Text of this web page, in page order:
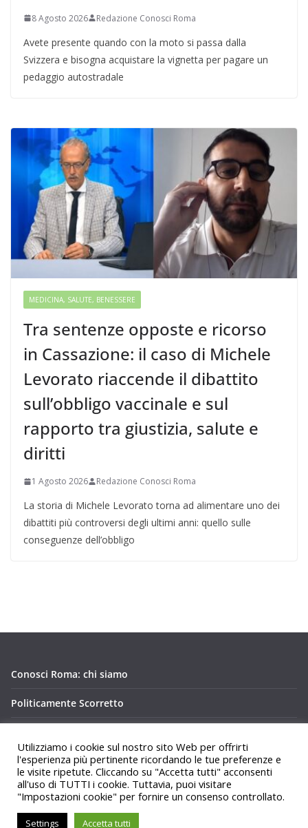
8 Agosto 2026 Redazione Conosci Roma
Avete presente quando con la moto si passa dalla
Svizzera e bisogna acquistare la vignetta per pagare un
pedaggio autostradale
MEDICINA, SALUTE, BENESSERE
Tra sentenze opposte e ricorso
in Cassazione: il caso di Michele
Levorato riaccende il dibattito
sull’obbligo vaccinale e sul
rapporto tra giustizia, salute e
diritti
1 Agosto 2026 Redazione Conosci Roma
La storia di Michele Levorato torna ad alimentare uno dei
dibattiti più controversi degli ultimi anni: quello sulle
conseguenze dell’obbligo
Conosci Roma: chi siamo
Politicamente Scorretto
Copyright © 2026Conosci Roma
Utilizziamo i cookie sul nostro sito Web per offrirti
l'esperienza più pertinente ricordando le tue preferenze e
le visite ripetute. Cliccando su "Accetta tutti" acconsenti
all'uso di TUTTI i cookie. Tuttavia, puoi visitare
"Impostazioni cookie" per fornire un consenso controllato.
Settings Accetta tutti